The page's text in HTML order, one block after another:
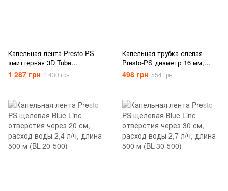
Капельная лента Presto-PS
эмиттерная 3D Tube
капельницы через 20 см
расход 2.7 л/ч, длина 500 м
1 287 грн 1 430 грн
Капельная трубка слепая
Presto-PS диаметр 16 мм,
длина 100 м (TS100-16)
498 грн 554 грн